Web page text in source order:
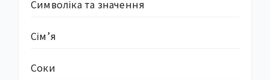
Символіка та значення
Сім’я
Соки